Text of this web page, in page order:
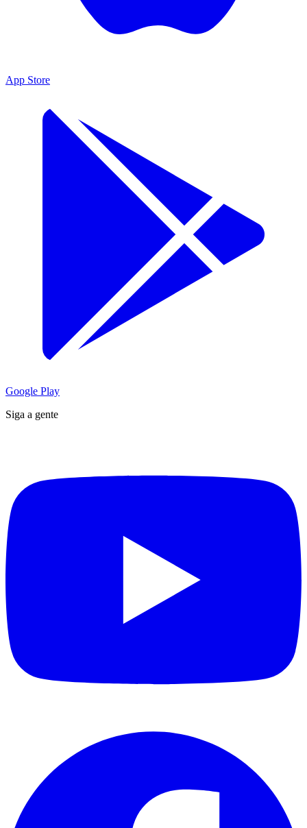
App Store
Google Play
Siga a gente